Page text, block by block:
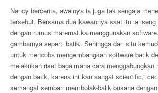
Nancy bercerita, awalnya ia juga tak sengaja
tersebut. Bersama dua kawannya saat itu ia
dengan rumus matematika menggunakan
gambarnya seperti batik. Sehingga dari situ
untuk mencoba mengembangkan software batik
melakukan riset bagaimana cara
dengan batik, karena ini kan sangat scientific,”
semangat sembari membolak-balik busana